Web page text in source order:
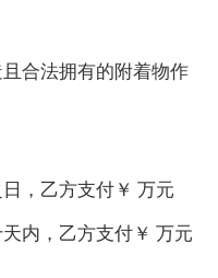
合法拥有的附着物作
，乙方支付￥ 万元
内，乙方支付￥ 万元